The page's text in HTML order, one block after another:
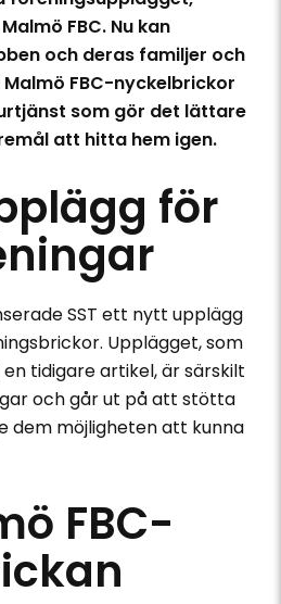
FBC. Nu kan
och deras familjer och
FBC-nyckelbrickor
som gör det lättare
att hitta hem igen.
för
SST ett nytt upplägg
Upplägget, som
tidigare artikel, är särskilt
och går ut på att stötta
dem möjligheten att kunna
FBC-